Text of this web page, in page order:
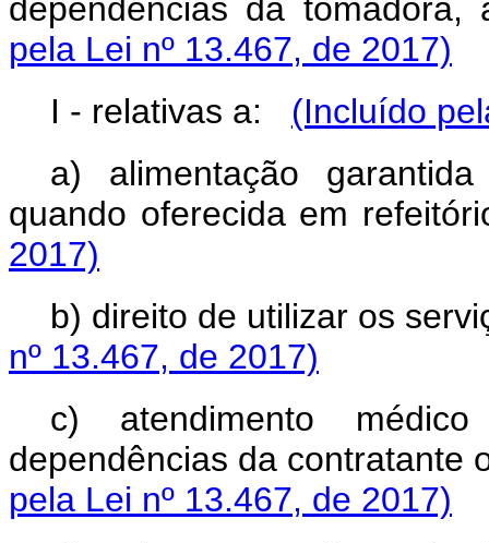
dependências da
pela Lei nº 13.467, de 2017)
I - relativas a: (Incluído
a) alimentação
quando oferecida em
2017)
b) direito de utilizar os
nº 13.467, de 2017)
c) atendimento
dependências da
pela Lei nº 13.467, de 2017)